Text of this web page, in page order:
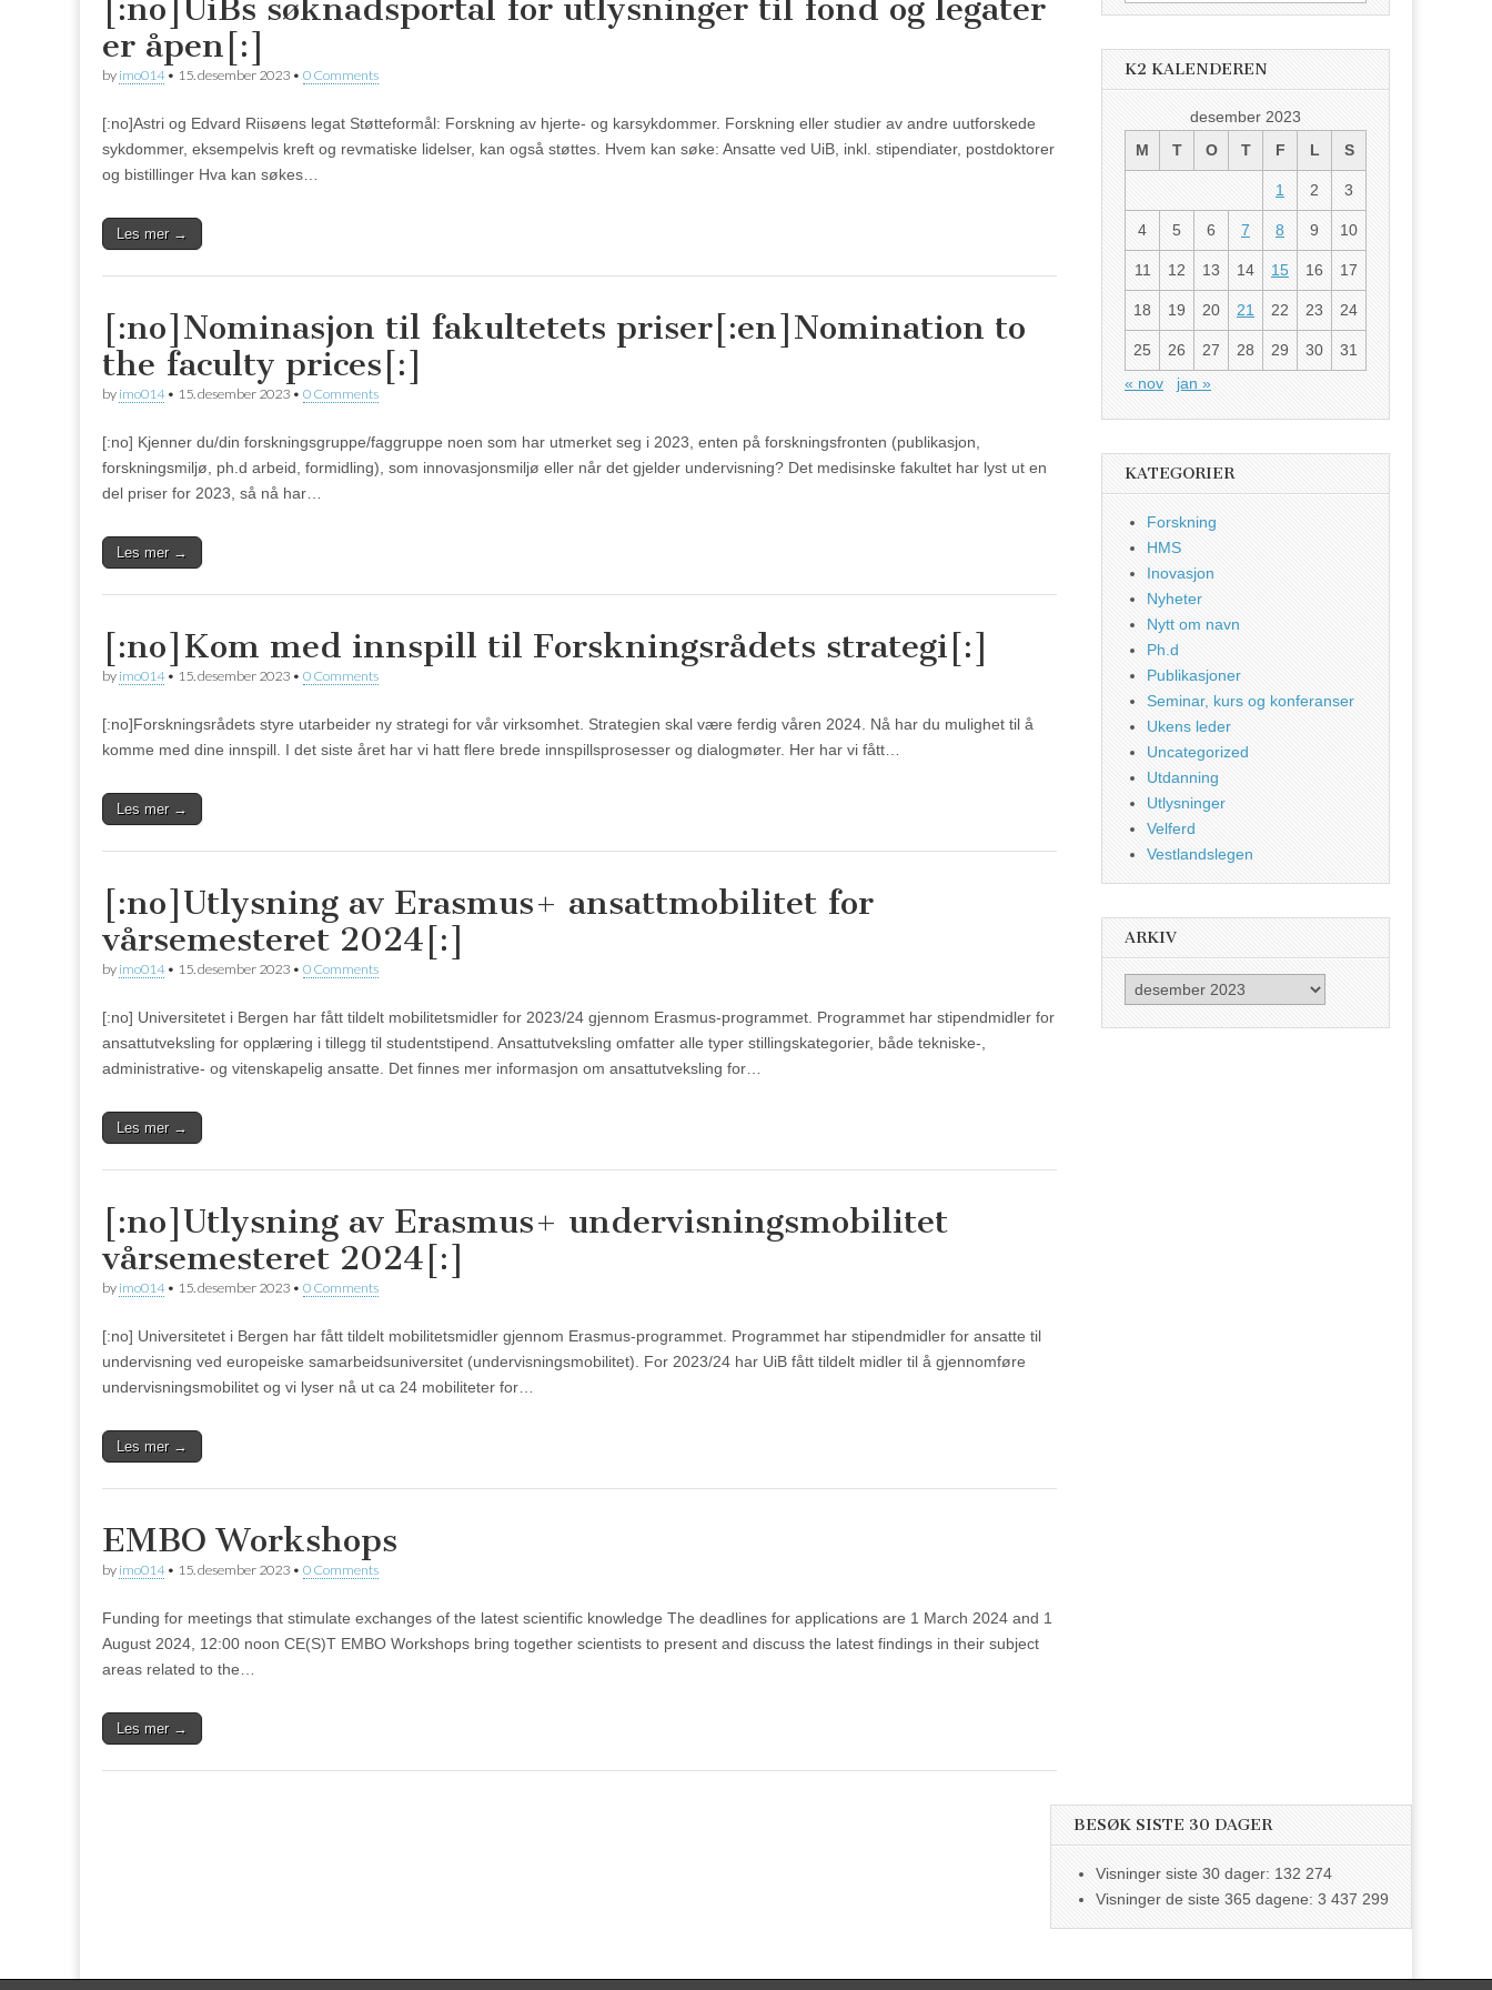
[:no]UiBs søknadsportal for utlysninger til fond og legater
er åpen[:]
by imo014• 15. desember 2023 • 0 Comments
[:no]Astri og Edvard Riisøens legat Støtteformål: Forskning av hjerte- og karsykdommer. Forskning eller studier av andre uutforskede
sykdommer, eksempelvis kreft og revmatiske lidelser, kan også støttes. Hvem kan søke: Ansatte ved UiB, inkl. stipendiater, postdoktorer
og bistillinger Hva kan søkes…
Les mer →
[:no]Nominasjon til fakultetets priser[:en]Nomination to
the faculty prices[:]
by imo014• 15. desember 2023 • 0 Comments
[:no] Kjenner du/din forskningsgruppe/faggruppe noen som har utmerket seg i 2023, enten på forskningsfronten (publikasjon,
forskningsmiljø, ph.d arbeid, formidling), som innovasjonsmiljø eller når det gjelder undervisning? Det medisinske fakultet har lyst ut en
del priser for 2023, så nå har…
Les mer →
[:no]Kom med innspill til Forskningsrådets strategi[:]
by imo014• 15. desember 2023 • 0 Comments
[:no]Forskningsrådets styre utarbeider ny strategi for vår virksomhet. Strategien skal være ferdig våren 2024. Nå har du mulighet til å
komme med dine innspill. I det siste året har vi hatt flere brede innspillsprosesser og dialogmøter. Her har vi fått…
Les mer →
[:no]Utlysning av Erasmus+ ansattmobilitet for
vårsemesteret 2024[:]
by imo014• 15. desember 2023 • 0 Comments
[:no] Universitetet i Bergen har fått tildelt mobilitetsmidler for 2023/24 gjennom Erasmus-programmet. Programmet har stipendmidler for
ansattutveksling for opplæring i tillegg til studentstipend. Ansattutveksling omfatter alle typer stillingskategorier, både tekniske-,
administrative- og vitenskapelig ansatte. Det finnes mer informasjon om ansattutveksling for…
Les mer →
[:no]Utlysning av Erasmus+ undervisningsmobilitet
vårsemesteret 2024[:]
by imo014• 15. desember 2023 • 0 Comments
[:no] Universitetet i Bergen har fått tildelt mobilitetsmidler gjennom Erasmus-programmet. Programmet har stipendmidler for ansatte til
undervisning ved europeiske samarbeidsuniversitet (undervisningsmobilitet). For 2023/24 har UiB fått tildelt midler til å gjennomføre
undervisningsmobilitet og vi lyser nå ut ca 24 mobiliteter for…
Les mer →
EMBO Workshops
by imo014• 15. desember 2023 • 0 Comments
Funding for meetings that stimulate exchanges of the latest scientific knowledge The deadlines for applications are 1 March 2024 and 1
August 2024, 12:00 noon CE(S)T EMBO Workshops bring together scientists to present and discuss the latest findings in their subject
areas related to the…
Les mer →
K2 KALENDEREN
desember 2023
M
T O T F L S
1 2 3
4 5 6 7 8 9 10
11 12 13 14 15 16 17
18 19 20 21 22 23 24
25 26 27 28 29 30
31
« nov
jan »
KATEGORIER
Forskning
HMS
Inovasjon
Nyheter
Nytt om navn
Ph.d
Publikasjoner
Seminar, kurs og konferanser
Ukens leder
Uncategorized
Utdanning
Utlysninger
Velferd
Vestlandslegen
ARKIV
BESØK SISTE 30 DAGER
Visninger siste 30 dager: 132 274
Visninger de siste 365 dagene: 3 437 299